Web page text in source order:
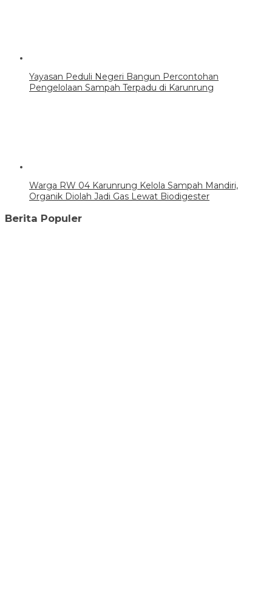
Yayasan Peduli Negeri Bangun Percontohan
Pengelolaan Sampah Terpadu di Karunrung
Warga RW 04 Karunrung Kelola Sampah Mandiri,
Organik Diolah Jadi Gas Lewat Biodigester
Berita Populer